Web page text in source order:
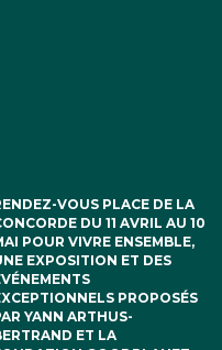
VOUS PLACE DE LA
DU 11 AVRIL AU 10
POUR VIVRE ENSEMBLE,
EXPOSITION ET DES
PROPOSÉS
YANN ARTHUS-
ET LA